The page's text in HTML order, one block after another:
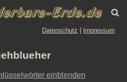
Datenschutz Impressum
einblenden